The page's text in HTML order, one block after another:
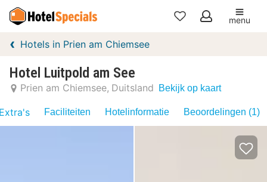
Mijn
menu
Hotels in Prien am Chiemsee
Hotel Luitpold am See
Prien am Chiemsee Duitsland Bekijk op kaart
Faciliteiten Hotelinformatie Beoordelingen (1)